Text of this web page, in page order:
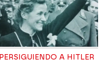
PERSIGUIENDO A HITLER